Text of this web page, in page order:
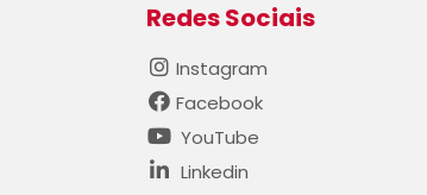
Redes Sociais
Instagram
Facebook
YouTube
Linkedin